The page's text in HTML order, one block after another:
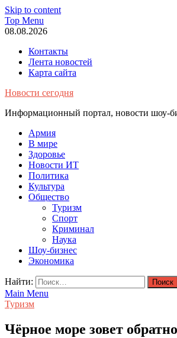
Skip to content
Top Menu
08.08.2026
Контакты
Лента новостей
Карта сайта
Новости сегодня
Информационный портал, новости шоу-
Армия
В мире
Здоровье
Новости ИТ
Политика
Культура
Общество
Туризм
Спорт
Криминал
Наука
Шоу-бизнес
Экономика
Найти:
Main Menu
Туризм
Чёрное море зовет